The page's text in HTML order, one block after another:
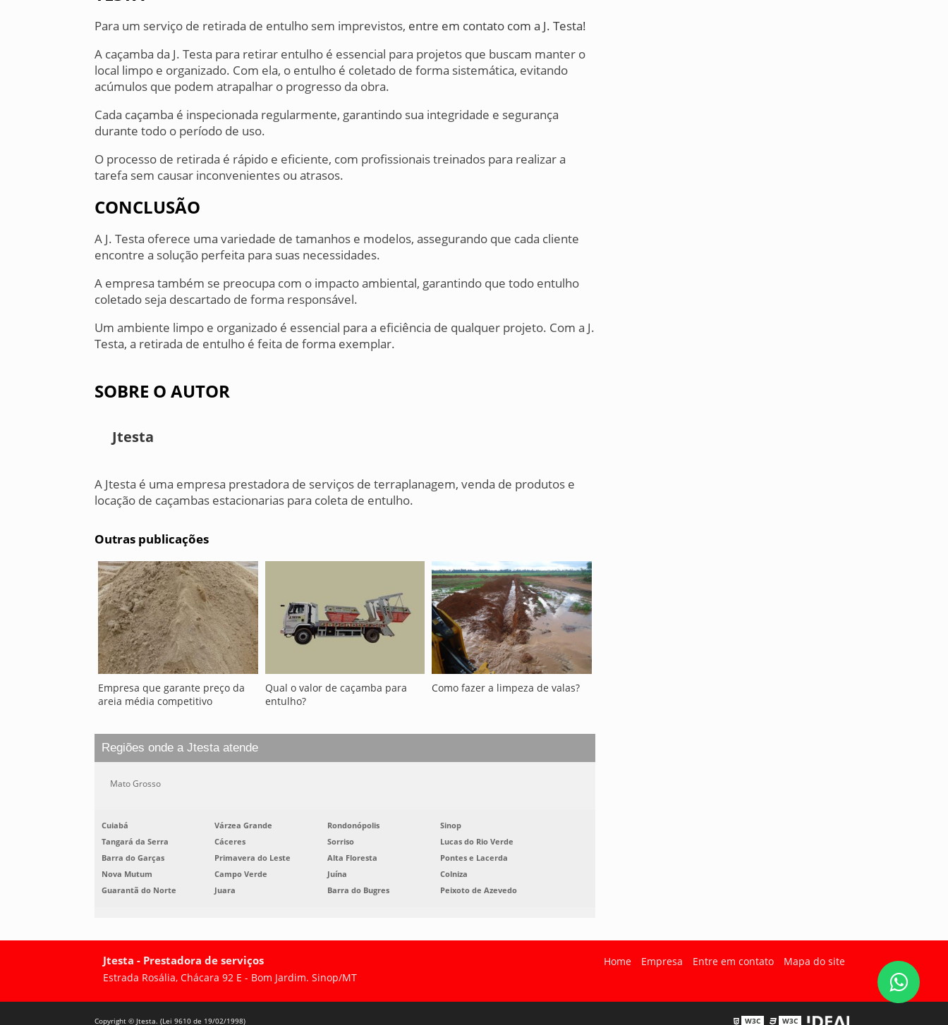
Para um serviço de retirada de entulho sem imprevistos, entre em contato com a J. Testa!
A caçamba da J. Testa para retirar entulho é essencial para projetos que buscam manter o
local limpo e organizado. Com ela, o entulho é coletado de forma sistemática, evitando
acúmulos que podem atrapalhar o progresso da obra.
Cada caçamba é inspecionada regularmente, garantindo sua integridade e segurança
durante todo o período de uso.
O processo de retirada é rápido e eficiente, com profissionais treinados para realizar a
tarefa sem causar inconvenientes ou atrasos.
CONCLUSÃO
A J. Testa oferece uma variedade de tamanhos e modelos, assegurando que cada cliente
encontre a solução perfeita para suas necessidades.
A empresa também se preocupa com o impacto ambiental, garantindo que todo entulho
coletado seja descartado de forma responsável.
Um ambiente limpo e organizado é essencial para a eficiência de qualquer projeto. Com a J.
Testa, a retirada de entulho é feita de forma exemplar.
SOBRE O AUTOR
Jtesta
A Jtesta é uma empresa prestadora de serviços de terraplanagem, venda de produtos e
locação de caçambas estacionarias para coleta de entulho.
Outras publicações
Empresa que garante preço da
areia média competitivo
Qual o valor de caçamba para
entulho?
Como fazer a limpeza de valas?
Regiões onde a Jtesta atende
Mato Grosso
Cuiabá Várzea Grande Rondonópolis
Sinop
Tangará da Serra
Cáceres Sorriso
Lucas do Rio Verde
Barra do Garças
Primavera do Leste Alta Floresta
Pontes e Lacerda
Nova Mutum
Campo Verde Juína
Colniza
Guarantã do Norte
Juara Barra do Bugres Peixoto de Azevedo
Jtesta - Prestadora de serviços
Estrada Rosália, Chácara 92 E - Bom Jardim. Sinop/MT
Home Empresa Entre em contato Mapa do site
Copyright © Jtesta. (Lei 9610 de 19/02/1998) W3C W3C